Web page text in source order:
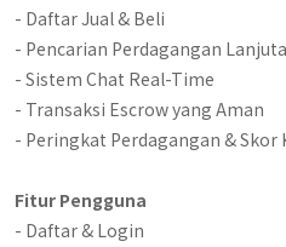
- Daftar Jual & Beli
- Pencarian Perdagangan
- Sistem Chat Real-Time
- Transaksi Escrow yang Aman
- Peringkat Perdagangan & Skor
Fitur Pengguna
- Daftar & Login